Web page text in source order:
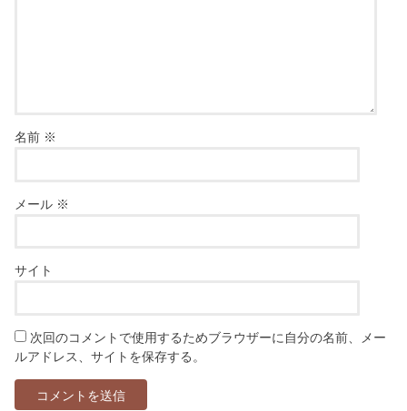
名前 ※
メール ※
サイト
次回のコメントで使用するためブラウザーに自分の名前、メー
ルアドレス、サイトを保存する。